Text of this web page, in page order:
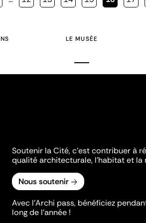
LE MUSÉE
Soutenir la Cité, c'est contribuer à
qualité architecturale, l'habitat et la
Nous soutenir
Avec l’Archi pass, bénéficiez
long de l’année !